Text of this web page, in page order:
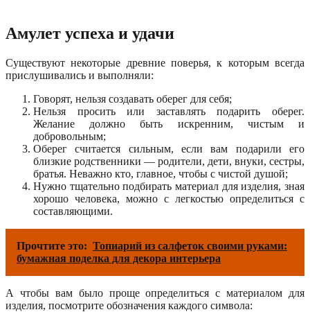
Амулет успеха и удачи
Существуют некоторые древние поверья, к которым всегда
прислушивались и выполняли:
Говорят, нельзя создавать оберег для себя;
Нельзя просить или заставлять подарить оберег.
Желание должно быть искренним, чистым и
добровольным;
Оберег считается сильным, если вам подарили его
близкие родственники — родители, дети, внуки, сестры,
братья. Неважно кто, главное, чтобы с чистой душой;
Нужно тщательно подбирать материал для изделия, зная
хорошо человека, можно с легкостью определиться с
составляющими.
Прочтите это: Топиарий из салфеток своими руками:
бумажная поделка для декора интерьера
А чтобы вам было проще определиться с материалом для
изделия, посмотрите обозначения каждого символа: